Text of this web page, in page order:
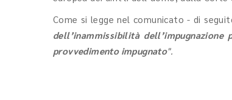
Come si legge nel comunicato - di
dell’inammissibilità
provvedimento impugnato".